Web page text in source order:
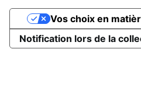
Notification lors de la
Vos choix en